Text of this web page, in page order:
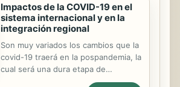
Impactos de la COVID-19 en el
sistema internacional y en la
integración regional
Son muy variados los cambios que la
covid-19 traerá en la pospandemia, la
cual será una dura etapa de
recuperación de los profundos